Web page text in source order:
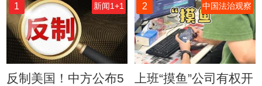
1 新闻1+1
反制美国！中方公布5
2 中国法治观察
上班“摸鱼”公司有权开